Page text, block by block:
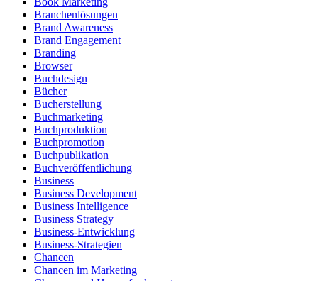
Branchenlösungen
Brand Awareness
Brand Engagement
Branding
Browser
Buchdesign
Bücher
Bucherstellung
Buchmarketing
Buchproduktion
Buchpromotion
Buchpublikation
Buchveröffentlichung
Business
Business Development
Business Intelligence
Business Strategy
Business-Entwicklung
Business-Strategien
Chancen
Chancen im Marketing